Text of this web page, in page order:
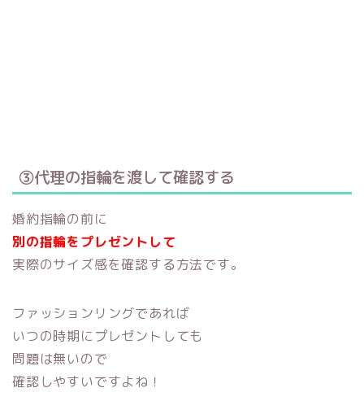
③代理の指輪を渡して確認する
婚約指輪の前に
別の指輪をプレゼントして
実際のサイズ感を確認する方法です。
ファッションリングであれば
いつの時期にプレゼントしても
問題は無いので
確認しやすいですよね！